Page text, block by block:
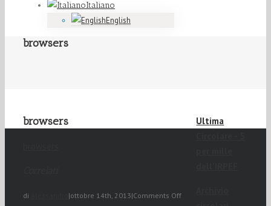
Italiano
English
browsers
browsers
di |ottobre 14th, 2013|Comments Off
Ultima